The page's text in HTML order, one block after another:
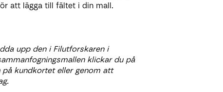
att lägga till fältet i din mall.
upp den i Filutforskaren i
klickar du på
kundkortet eller genom att